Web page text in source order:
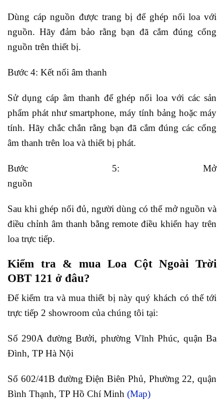
Dùng cáp nguồn được trang bị để ghép nối loa với
nguồn. Hãy đảm bảo rằng bạn đã cắm đúng cổng
nguồn trên thiết bị.
Bước 4: Kết nối âm thanh
Sử dụng cáp âm thanh để ghép nối loa với các sản
phẩm phát như smartphone, máy tính bảng hoặc máy
tính. Hãy chắc chắn rằng bạn đã cắm đúng các cổng
âm thanh trên loa và thiết bị phát.
Bước 5: Mở
nguồn
Sau khi ghép nối đủ, người dùng có thể mở nguồn và
điều chỉnh âm thanh bằng remote điều khiển hay trên
loa trực tiếp.
Kiểm tra & mua Loa Cột Ngoài Trời
OBT 121 ở đâu?
Để kiểm tra và mua thiết bị này quý khách có thể tới
trực tiếp 2 showroom của chúng tôi tại:
Số 290A đường Bưởi, phường Vĩnh Phúc, quận Ba
Đình, TP Hà Nội
Số 602/41B đường Điện Biên Phủ, Phường 22, quận
Bình Thạnh, TP Hồ Chí Minh (Map)